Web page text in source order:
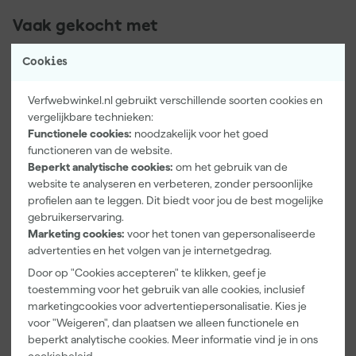
Cookies
Verfwebwinkel.nl gebruikt verschillende soorten cookies en
vergelijkbare technieken:
Functionele cookies: noodzakelijk voor het goed
functioneren van de website.
Beperkt analytische cookies: om het gebruik van de
website te analyseren en verbeteren, zonder persoonlijke
profielen aan te leggen. Dit biedt voor jou de best mogelijke
gebruikerservaring.
Marketing cookies: voor het tonen van gepersonaliseerde
advertenties en het volgen van je internetgedrag.
Door op "Cookies accepteren" te klikken, geef je
toestemming voor het gebruik van alle cookies, inclusief
marketingcookies voor advertentiepersonalisatie. Kies je
voor "Weigeren", dan plaatsen we alleen functionele en
beperkt analytische cookies. Meer informatie vind je in ons
Vaak gekocht met
Paintura
Lucamax
Washi tape -
Maandag
bezorgd
Adviesprijs 6,00
Economy S
Verfbak -
15 x 32 cm + 5
inzetbakken
Maandag
bezorgd
Muurverfset
MICMEX set
Maandag
bezorgd
Adviesprijs 31,89